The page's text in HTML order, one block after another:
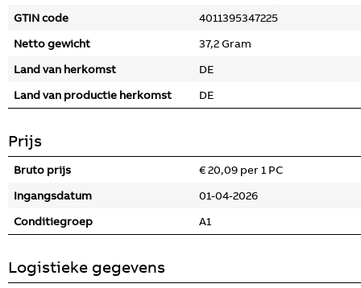
GTIN code
4011395347225
Netto gewicht
37,2 Gram
Land van herkomst
DE
Land van productie herkomst
DE
Prijs
Bruto prijs
€ 20,09 per 1 PC
Ingangsdatum
01-04-2026
Conditiegroep
A1
Logistieke gegevens